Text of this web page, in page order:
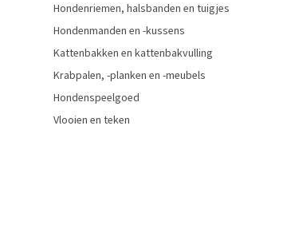
Hondenriemen, halsbanden en tuigjes
Hondenmanden en -kussens
Kattenbakken en kattenbakvulling
Krabpalen, -planken en -meubels
Hondenspeelgoed
Vlooien en teken